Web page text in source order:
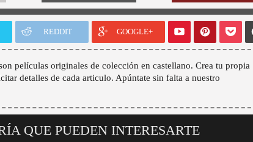
REDDIT GOOGLE+
películas originales de colección en castellano. Crea tu propia
detalles de cada articulo. Apúntate sin falta a nuestro
QUE PUEDEN INTERESARTE